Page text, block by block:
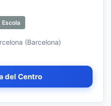
(Barcelona)
del Centro